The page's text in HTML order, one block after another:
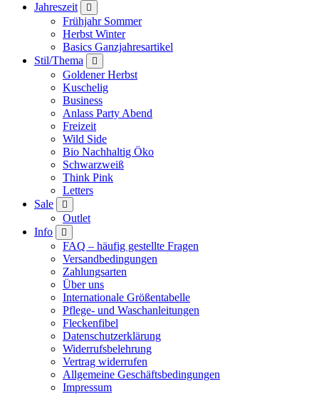
Jahreszeit
Frühjahr Sommer
Herbst Winter
Basics Ganzjahresartikel
Stil/Thema
Goldener Herbst
Kuschelig
Business
Anlass Party Abend
Freizeit
Wild Side
Bio Nachhaltig Öko
Schwarzweiß
Think Pink
Letters
Sale
Outlet
Info
FAQ – häufig gestellte Fragen
Versandbedingungen
Zahlungsarten
Über uns
Internationale Größentabelle
Pflege- und Waschanleitungen
Fleckenfibel
Datenschutzerklärung
Widerrufsbelehrung
Vertrag widerrufen
Allgemeine Geschäftsbedingungen
Impressum